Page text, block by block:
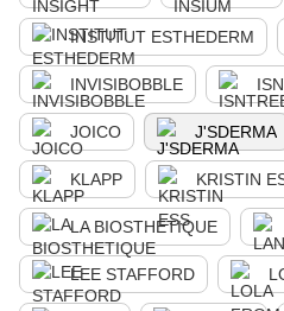
INSTITUT ESTHEDERM
INVISIBOBBLE
JOICO J'SDERMA
KLAPP KRISTIN
LA BIOSTHETIQUE
LEE STAFFORD